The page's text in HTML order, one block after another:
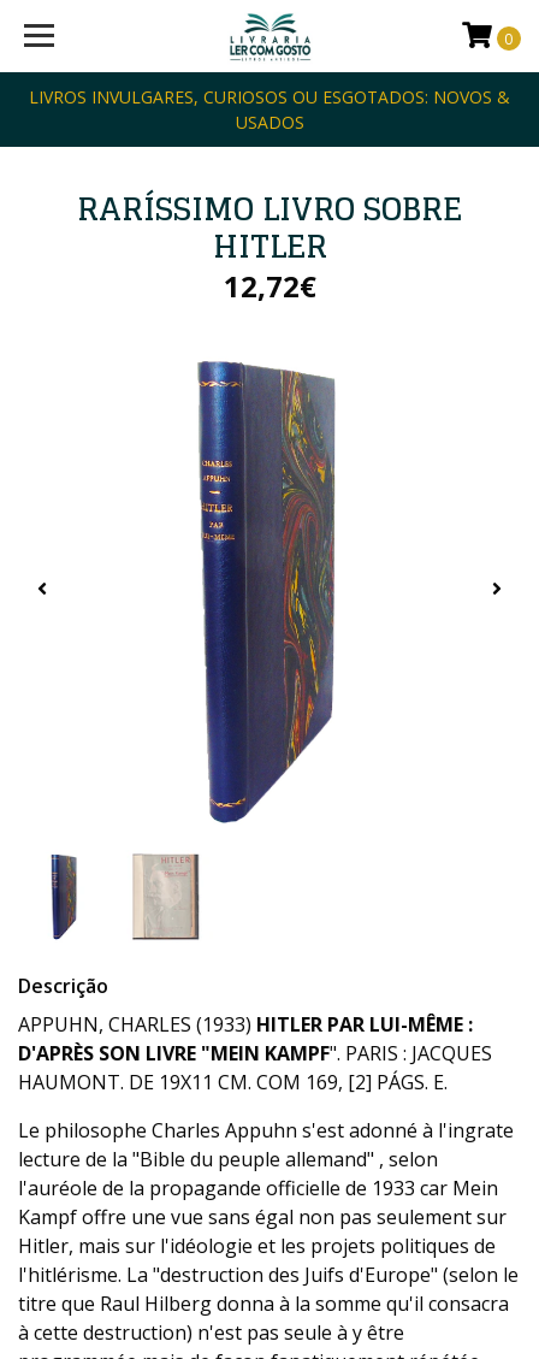
LIVROS INVULGARES, CURIOSOS OU ESGOTADOS: NOVOS &
USADOS
0
RARÍSSIMO LIVRO SOBRE
HITLER
12,72€
Descrição
APPUHN, CHARLES (1933) HITLER PAR LUI-MÊME :
D'APRÈS SON LIVRE "MEIN KAMPF". PARIS : JACQUES
HAUMONT. DE 19X11 CM. COM 169, [2] PÁGS. E.
Le philosophe Charles Appuhn s'est adonné à l'ingrate
lecture de la "Bible du peuple allemand" , selon
l'auréole de la propagande officielle de 1933 car Mein
Kampf offre une vue sans égal non pas seulement sur
Hitler, mais sur l'idéologie et les projets politiques de
l'hitlérisme. La "destruction des Juifs d'Europe" (selon le
titre que Raul Hilberg donna à la somme qu'il consacra
à cette destruction) n'est pas seule à y être